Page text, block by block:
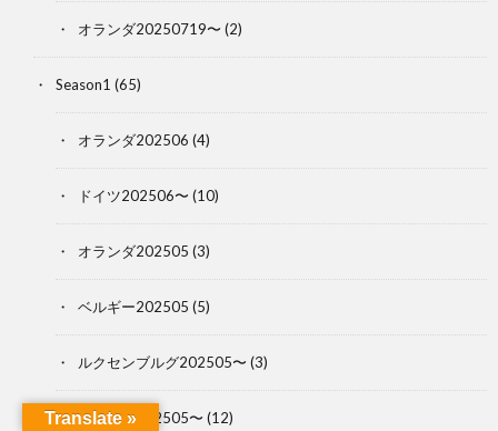
オランダ20250719〜 (2)
Season1 (65)
オランダ202506 (4)
ドイツ202506〜 (10)
オランダ202505 (3)
ベルギー202505 (5)
ルクセンブルグ202505〜 (3)
フランス202505〜 (12)
Translate »